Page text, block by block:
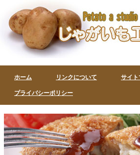
ホーム リンクについて サイト
プライバシーポリシー